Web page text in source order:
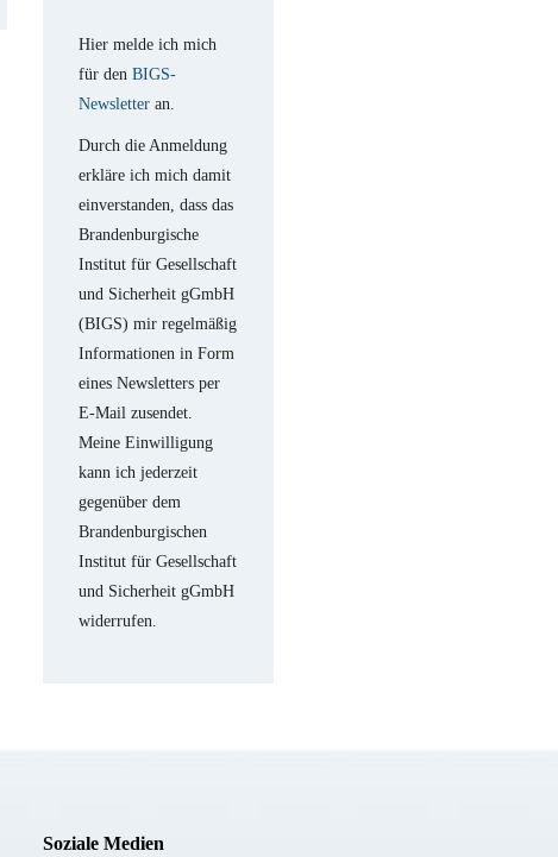
Hier melde ich mich
für den BIGS-
Newsletter an.
Durch die Anmeldung
erkläre ich mich damit
einverstanden, dass das
Brandenburgische
Institut für Gesellschaft
und Sicherheit gGmbH
(BIGS) mir regelmäßig
Informationen in Form
eines Newsletters per
E-Mail zusendet.
Meine Einwilligung
kann ich jederzeit
gegenüber dem
Brandenburgischen
Institut für Gesellschaft
und Sicherheit gGmbH
widerrufen.
Soziale Medien